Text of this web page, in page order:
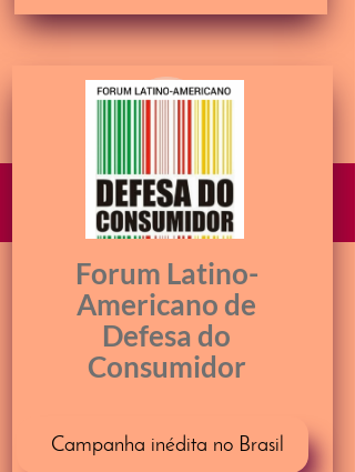
Forum Latino-
Americano de
Defesa do
Consumidor
Campanha inédita no Brasil